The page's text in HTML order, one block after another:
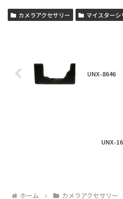
カメラアクセサリー マイスターシ
UNX-8646
UNX-
ホーム カメラアクセサリー